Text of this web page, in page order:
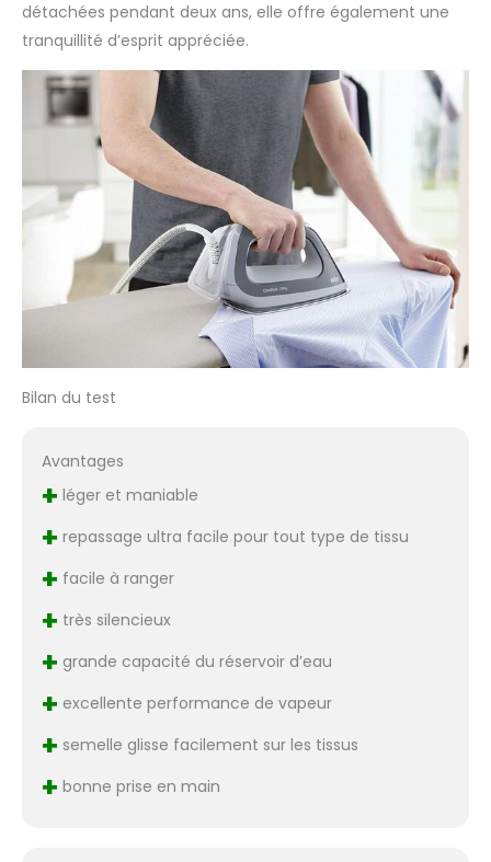
détachées pendant deux ans, elle offre également une
tranquillité d’esprit appréciée.
Bilan du test
Avantages
+ léger et maniable
+ repassage ultra facile pour tout type de tissu
+ facile à ranger
+ très silencieux
+ grande capacité du réservoir d’eau
+ excellente performance de vapeur
+ semelle glisse facilement sur les tissus
+ bonne prise en main